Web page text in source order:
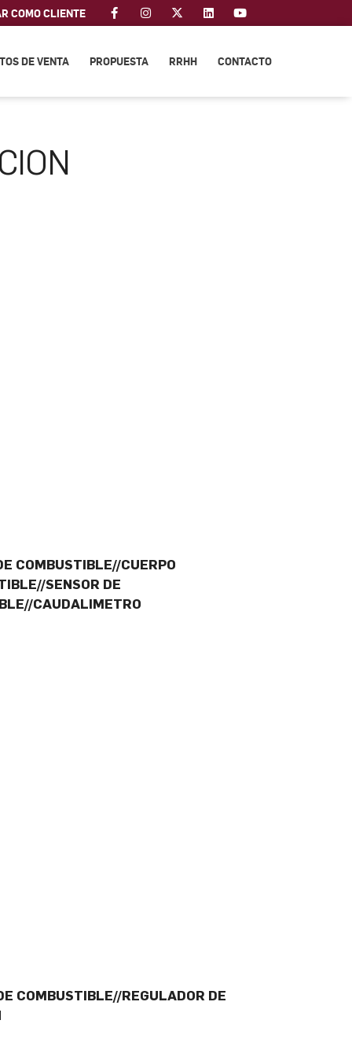
COMO CLIENTE
DE VENTA PROPUESTA RRHH CONTACTO
COMBUSTIBLE//CUERPO
SENSOR DE
CAUDALIMETRO
COMBUSTIBLE//REGULADOR DE